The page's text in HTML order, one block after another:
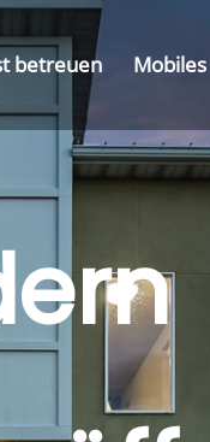
betreuen Mobiles